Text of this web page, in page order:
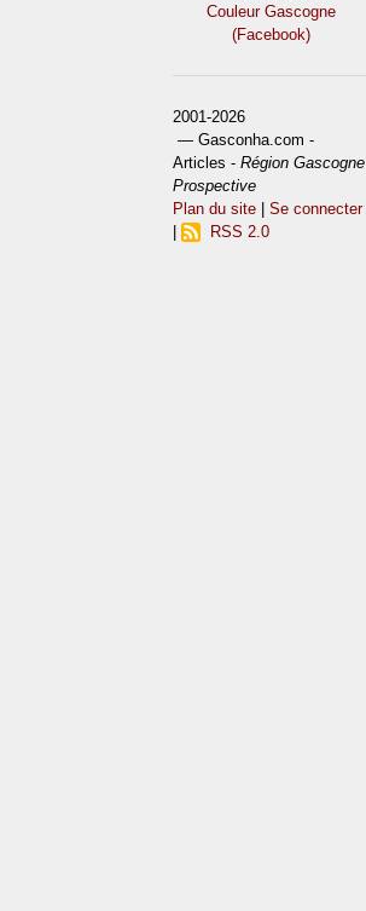
Couleur Gascogne
(Facebook)
2001-2026
— Gasconha.com -
Articles -Région Gascogne
Prospective
Plan du site |Se connecter
RSS 2.0